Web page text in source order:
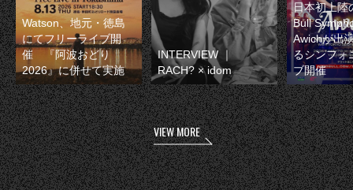
Watson、地元・徳島
にてフリーライブ開
催 『阿波おどり
2026』に併せて実施
INTERVIEW ｜
RACH? × idom
日本初上陸
Bull
Awichが出
るシンフォ
ブ開催
VIEW MORE